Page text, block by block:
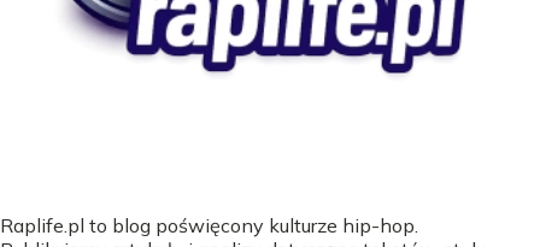
Raplife.pl to blog poświęcony kulturze hip-hop.